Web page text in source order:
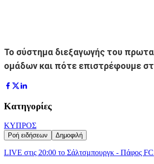
Το σύστημα διεξαγωγής του
ομάδων και πότε επιστρέφουμε
Κατηγορίες
ΚΥΠΡΟΣ
Ροή ειδήσεων Δημοφιλή
LIVE στις 20:00 το Σάλτσμπουργκ - Πάφος FC